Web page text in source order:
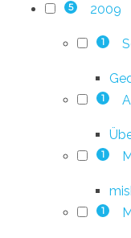
5 2009
1
1
1
1